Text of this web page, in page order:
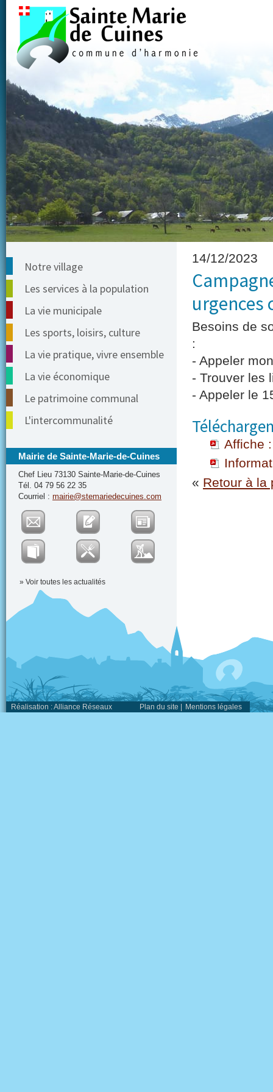
Notre village
Les services à la population
La vie municipale
Les sports, loisirs, culture
La vie pratique, vivre ensemble
La vie économique
Le patrimoine communal
L'intercommunalité
Mairie de Sainte-Marie-de-Cuines
Chef Lieu 73130 Sainte-Marie-de-Cuines
Tél. 04 79 56 22 35
Courriel : mairie@stemariedecuines.com
» Voir toutes les actualités
14/12/2023
urgences
Besoins de
:
- Appeler
- Trouver les
- Appeler le
Affiche
« Retour à la
Réalisation :Alliance Réseaux Plan du site Mentions légales